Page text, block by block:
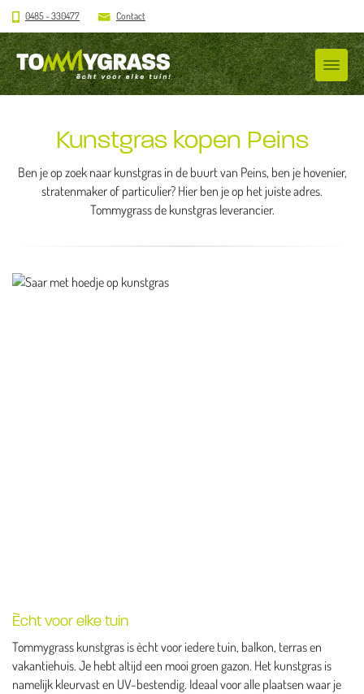
0485 - 330477 Contact
Kunstgras kopen Peins
Ben je op zoek naar kunstgras in de buurt van Peins, ben je hovenier,
stratenmaker of particulier? Hier ben je op het juiste adres.
Tommygrass de kunstgras leverancier.
Ècht voor elke tuin
Tommygrass kunstgras is ècht voor iedere tuin, balkon, terras en
vakantiehuis. Je hebt altijd een mooi groen gazon. Het kunstgras is
namelijk kleurvast en UV-bestendig. Ideaal voor alle plaatsen waar je